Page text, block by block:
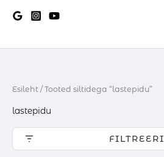
Esileht / Tooted siltidega “lastepidu”
lastepidu
FILTREERI